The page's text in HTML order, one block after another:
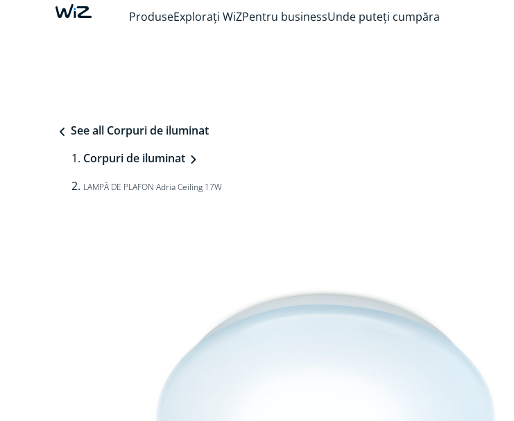
ProduseExplorați WiZPentru businessUnde puteți cumpăra
See all Corpuri de iluminat
Corpuri de iluminat
LAMPĂ DE PLAFON Adria Ceiling 17W